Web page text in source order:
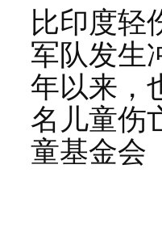
比印度轻
军队发生
年以来，
名儿童伤
童基金会